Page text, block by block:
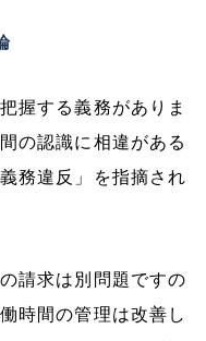
握する義務がありま
の認識に相違がある
務違反」を指摘され
請求は別問題ですの
時間の管理は改善し